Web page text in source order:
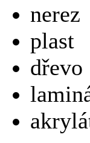
nerez
plast
dřevo